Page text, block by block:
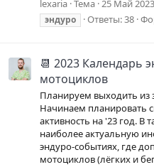
lexaria Тема 25 Май 2023
эндуро
Ответы: 38
📆 2023 Календарь
мотоциклов
Планируем выходить из
Начинаем планировать
активность на '23 год. В
наиболее актуальную
эндуро-событиях, где
мотоциклов (лёгких и